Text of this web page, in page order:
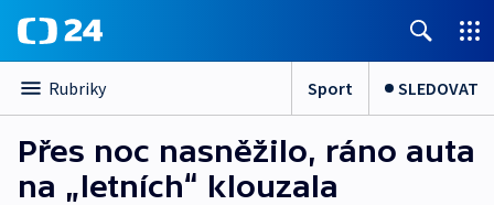
Rubriky Sport SLEDOVAT
Přes noc nasněžilo, ráno auta
na „letních“ klouzala